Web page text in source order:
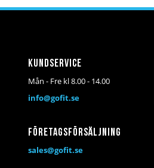
Kundservice
Mån - Fre kl 8.00 - 14.00
info@gofit.se
Företagsförsäljning
sales@gofit.se